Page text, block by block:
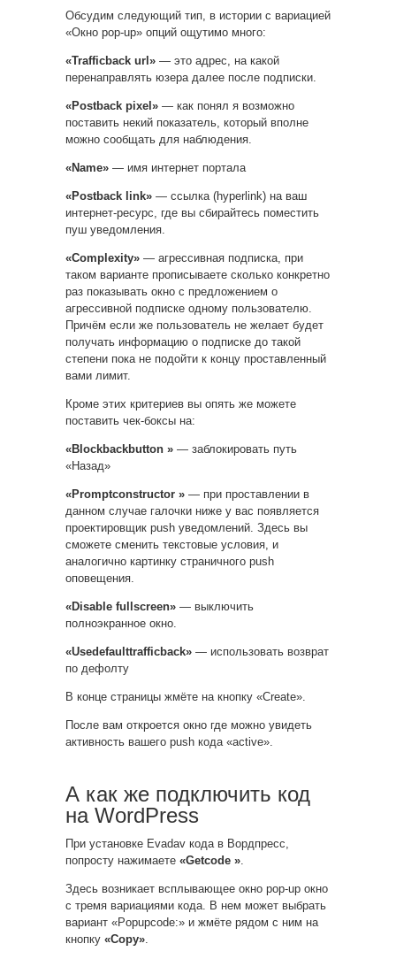
Обсудим следующий тип, в истории с вариацией
«Окно pop-up» опций ощутимо много:
«Trafficback url» — это адрес, на какой
перенаправлять юзера далее после подписки.
«Postback pixel» — как понял я возможно
поставить некий показатель, который вполне
можно сообщать для наблюдения.
«Name» — имя интернет портала
«Postback link» — ссылка (hyperlink) на ваш
интернет-ресурс, где вы сбирайтесь поместить
пуш уведомления.
«Complexity» — агрессивная подписка, при
таком варианте прописываете сколько конкретно
раз показывать окно с предложением о
агрессивной подписке одному пользователю.
Причём если же пользователь не желает будет
получать информацию о подписке до такой
степени пока не подойти к концу проставленный
вами лимит.
Кроме этих критериев вы опять же можете
поставить чек-боксы на:
«Blockbackbutton » — заблокировать путь
«Назад»
«Promptconstructor » — при проставлении в
данном случае галочки ниже у вас появляется
проектировщик push уведомлений. Здесь вы
сможете сменить текстовые условия, и
аналогично картинку страничного push
оповещения.
«Disable fullscreen» — выключить
полноэкранное окно.
«Usedefaulttrafficback» — использовать возврат
по дефолту
В конце страницы жмёте на кнопку «Create».
После вам откроется окно где можно увидеть
активность вашего push кода «active».
А как же подключить код
на WordPress
При установке Evadav кода в Вордпресс,
попросту нажимаете «Getcode »
Здесь возникает всплывающее окно pop-up окно
с тремя вариациями кода. В нем может выбрать
вариант «Popupcode:» и жмёте рядом с ним на
кнопку «Copy»